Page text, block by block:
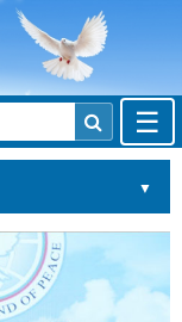
☰
